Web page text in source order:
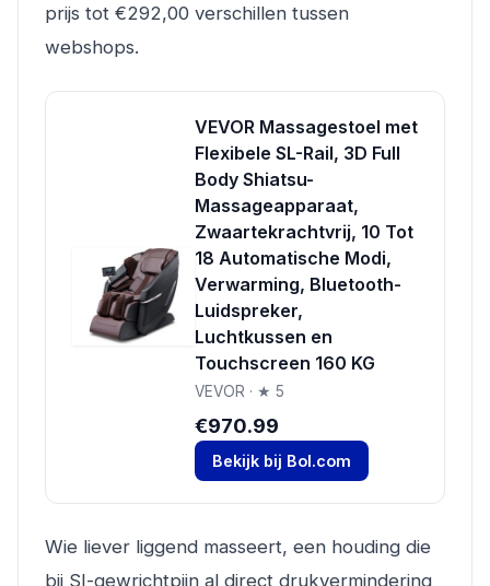
prijs tot €292,00 verschillen tussen
webshops.
VEVOR Massagestoel met
Flexibele SL-Rail, 3D Full
Body Shiatsu-
Massageapparaat,
Zwaartekrachtvrij, 10 Tot
18 Automatische Modi,
Verwarming, Bluetooth-
Luidspreker,
Luchtkussen en
Touchscreen 160 KG
VEVOR · ★ 5
€970.99
Bekijk bij Bol.com
Wie liever liggend masseert, een houding die
bij SI-gewrichtpijn al direct drukvermindering